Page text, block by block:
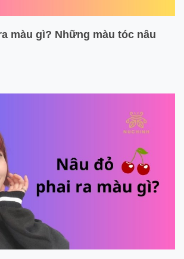
màu gì? Những màu tóc nâu